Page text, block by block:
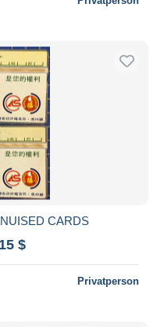
CARDS
$
Privatperson